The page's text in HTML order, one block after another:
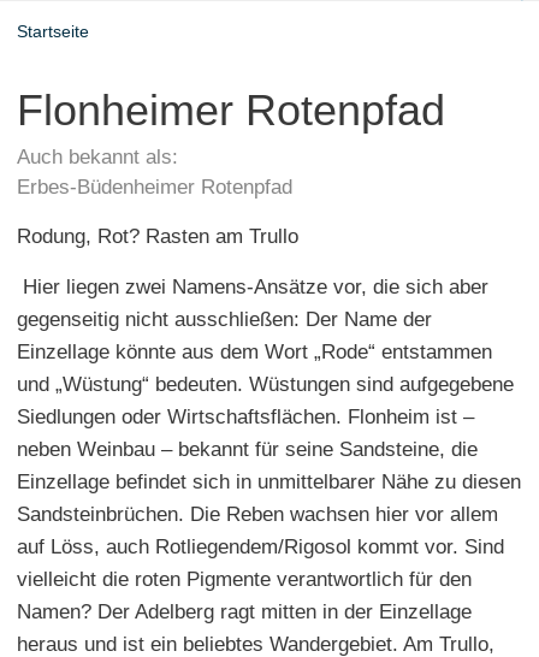
Startseite
Flonheimer Rotenpfad
Auch bekannt als:
Erbes-Büdenheimer Rotenpfad
Rodung, Rot? Rasten am Trullo
Hier liegen zwei Namens-Ansätze vor, die sich aber
gegenseitig nicht ausschließen: Der Name der
Einzellage könnte aus dem Wort „Rode“ entstammen
und „Wüstung“ bedeuten. Wüstungen sind aufgegebene
Siedlungen oder Wirtschaftsflächen. Flonheim ist –
neben Weinbau – bekannt für seine Sandsteine, die
Einzellage befindet sich in unmittelbarer Nähe zu diesen
Sandsteinbrüchen. Die Reben wachsen hier vor allem
auf Löss, auch Rotliegendem/Rigosol kommt vor. Sind
vielleicht die roten Pigmente verantwortlich für den
Namen? Der Adelberg ragt mitten in der Einzellage
heraus und ist ein beliebtes Wandergebiet. Am Trullo,